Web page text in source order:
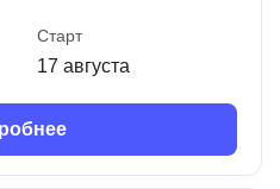
Старт
17 августа